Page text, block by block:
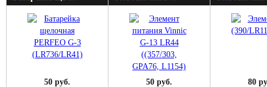
50 руб. 50 руб. 80